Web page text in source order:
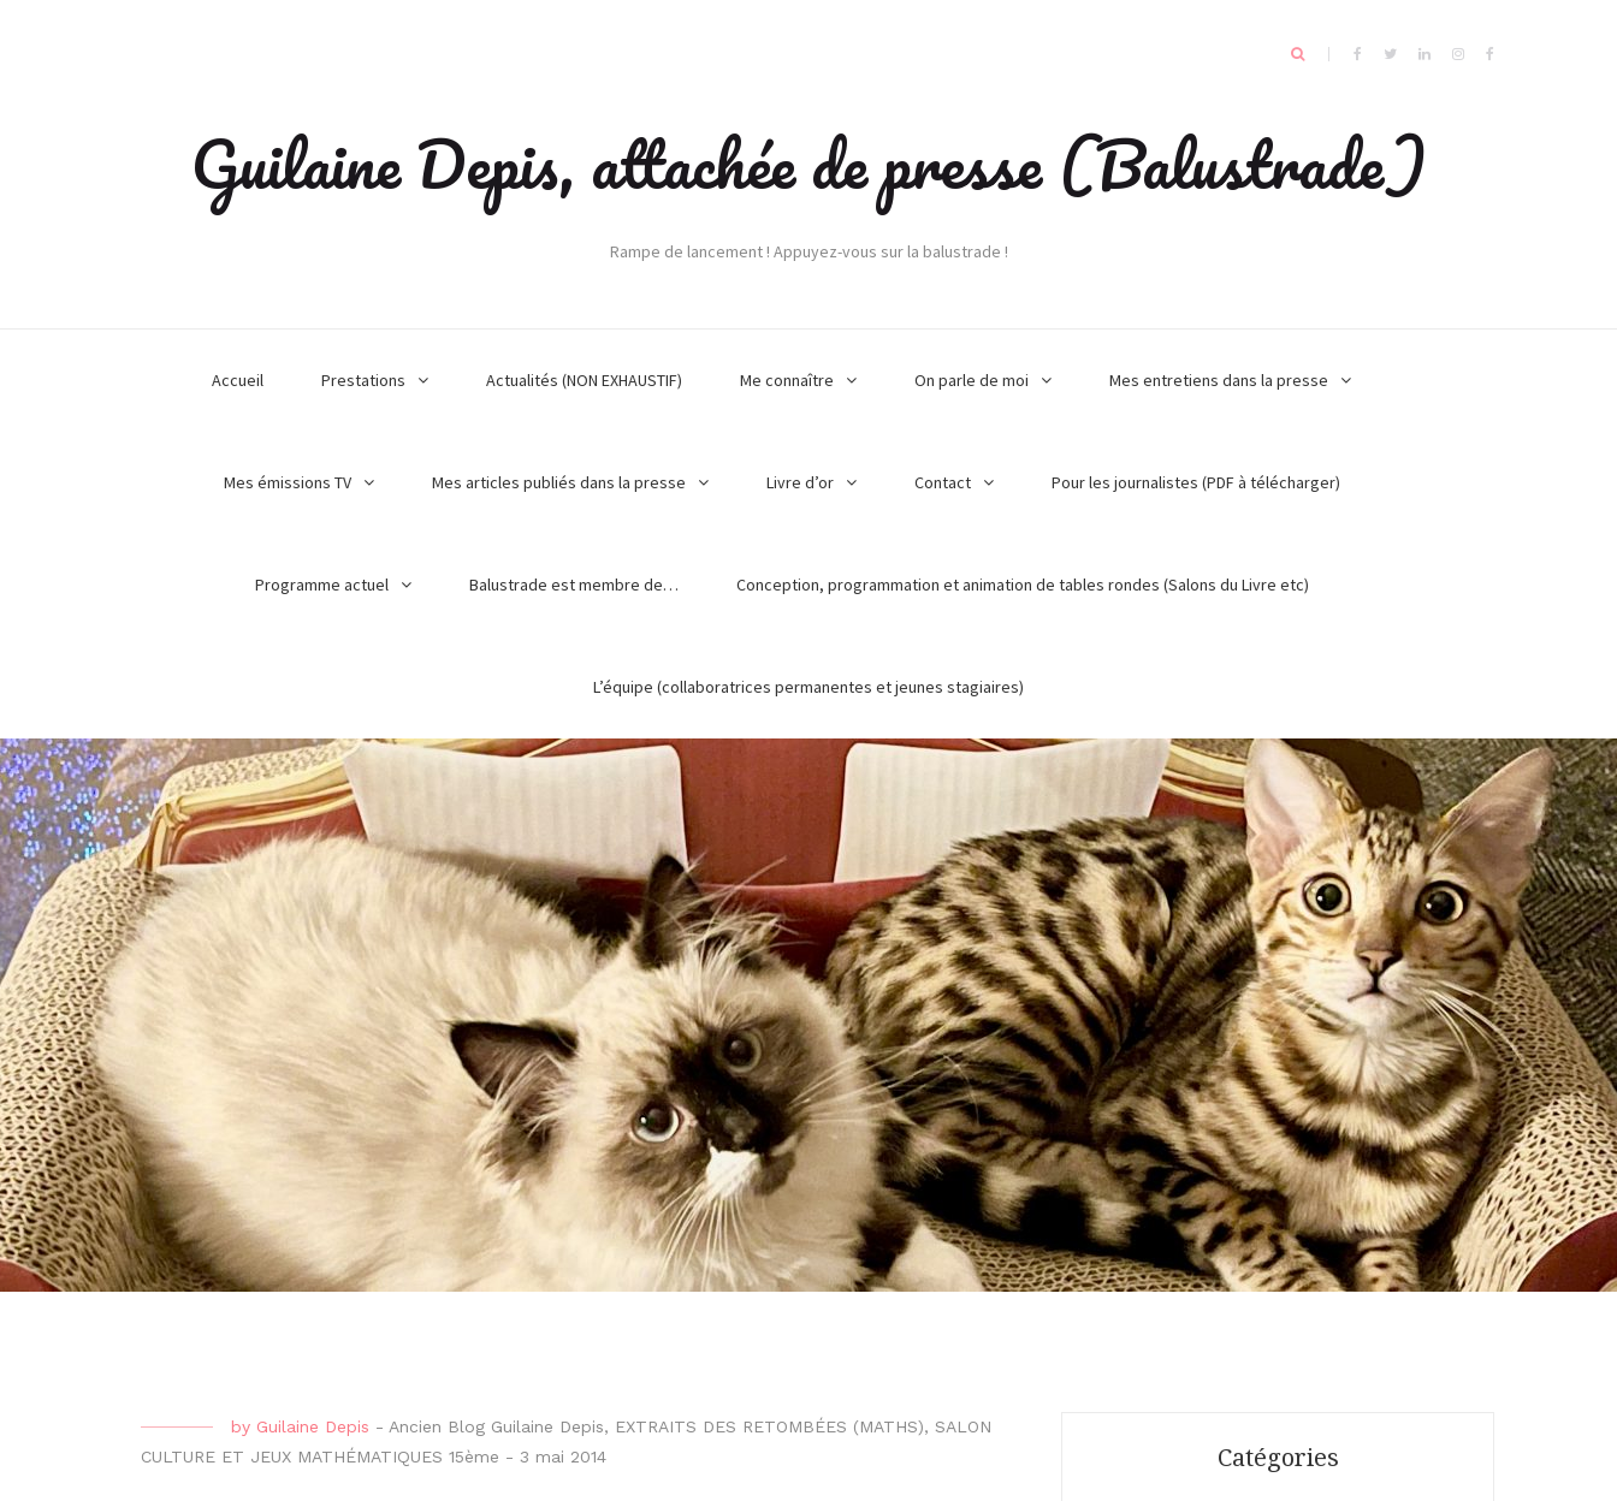
Guilaine Depis, attachée de presse (Balustrade)
Rampe de lancement ! Appuyez-vous sur la balustrade !
Accueil Prestations Actualités (NON EXHAUSTIF) Me connaître On parle de moi Mes entretiens dans la presse
Mes émissions TV Mes articles publiés dans la presse Livre d’or Contact Pour les journalistes (PDF à télécharger)
Programme actuel Balustrade est membre de… Conception, programmation et animation de tables rondes (Salons du Livre etc)
L’équipe (collaboratrices permanentes et jeunes stagiaires)
by Guilaine Depis - Ancien Blog Guilaine Depis, EXTRAITS DES RETOMBÉES (MATHS), SALON
CULTURE ET JEUX MATHÉMATIQUES 15ème - 3 mai 2014 Catégories